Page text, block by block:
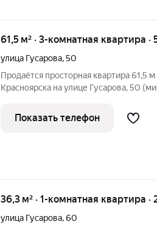
61,5 м² · 3-комнатная квартира ·
улица Гусарова,50
Продаётся просторная квартира 61,5
Красноярска на улице Гусарова, 50 (микрорайон Ветлужанка).
квартире выполнен дизайнерский
атмосферу тепла
Показать телефон
36,3 м² · 1-комнатная квартира ·
улица Гусарова,60